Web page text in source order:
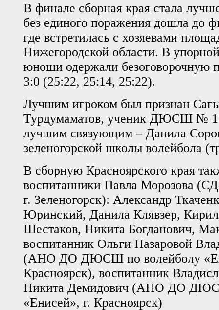
В финале сборная края стала
без единого поражения дошла до
где встретилась с хозяевами
Нижегородской области. В
юноши одержали безоговорочную
3:0 (25:22, 25:14, 25:22).
Лучшим игроком был признан
Турдумаматов, ученик ДЮСШ №
лучшим связующим – Данила
зеленогорской школы волейбола
В сборную Красноярского края
воспитанники Павла Морозова
г. Зеленогорск): Александр
Юринский, Данила Клявзер,
Шестаков, Никита Богданович,
воспитанник Ольги Назаровой
(АНО ДО ДЮСШ по волейболу
Красноярск), воспитанник
Никита Демидович (АНО ДО
«Енисей», г. Красноярск)